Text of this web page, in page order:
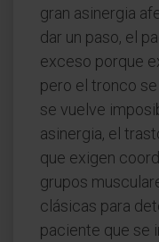
gran asinergia
dar un paso, el
exceso porque
pero el tronco
se vuelve
asinergia, el
que exigen
grupos
clásicas para
paciente que se